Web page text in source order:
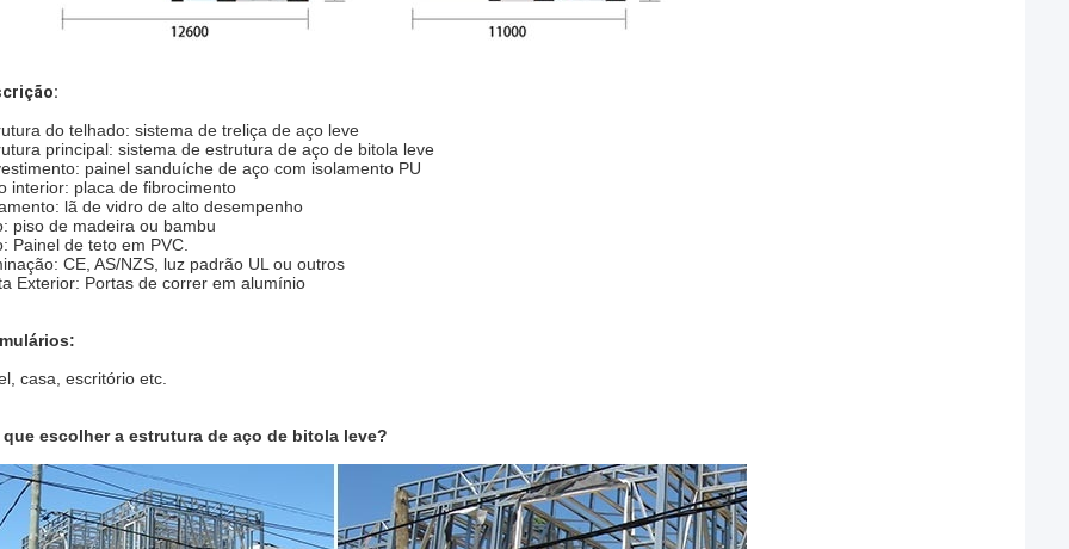
do telhado: sistema de treliça de aço leve
principal: sistema de estrutura de aço de bitola leve
painel sanduíche de aço com isolamento PU
interior: placa de fibrocimento
lã de vidro de alto desempenho
piso de madeira ou bambu
Painel de teto em PVC.
CE, AS/NZS, luz padrão UL ou outros
Exterior: Portas de correr em alumínio
casa, escritório etc.
que escolher a estrutura de aço de bitola leve?